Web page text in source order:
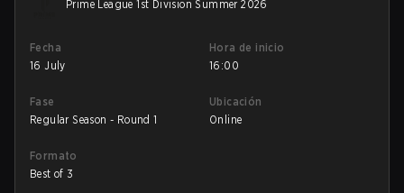
Prime League 1st Division Summer 2026
Fecha
16 July
Hora de inicio
16:00
Fase
Regular Season - Round 1
Ubicación
Online
Formato
Best of 3